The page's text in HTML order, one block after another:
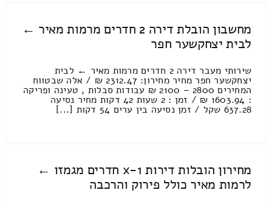
מחשבון הובלת דירה 2 חדרים מרמות מאיר ←
לבית יצחקשער חפר
שירותי מעבר דירה 2 חדרים מרמות מאיר ← לבית
יצחקשער חפר מחיר מחירון: 2312.47 ₪ / אלה שבטווח
המחירים 2800 – 2100 ₪ עבודות סבלות , טעינה ופריקה
: 1603.94 ₪ / זמן : 2 שעות 42 דקות מחיר נסיעה
637.28 שקל / זמן נסיעה בין ערים 54 דקות [...]
מחירון הובלות דירות 1-x חדרים מגמזו ←
לרמות מאיר כולל פירוק והרכבה